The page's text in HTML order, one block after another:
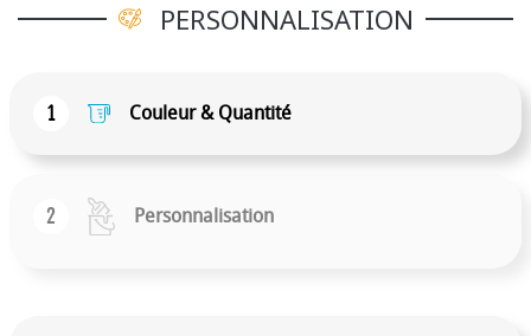
PERSONNALISATION
1 Couleur & Quantité
2 Personnalisation